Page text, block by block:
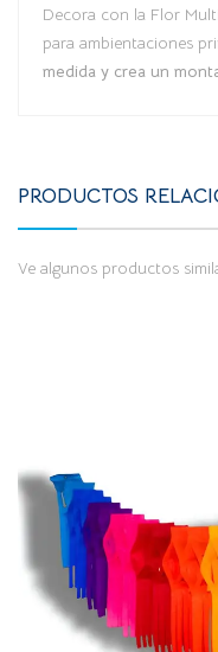
Decora con la Flor
para ambientaciones
medida y crea un
PRODUCTOS
Ve algunos productos